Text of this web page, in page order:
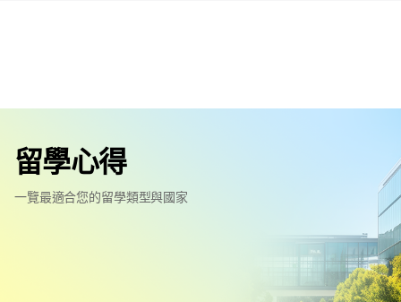
留學心得
一覽最適合您的留學類型與國家